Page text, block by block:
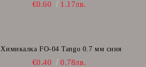
€0.60 1.17лв.
Химикалка FO-04 Tango 0.7 мм синя
€0.40 0.78лв.